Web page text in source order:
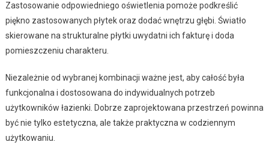
Zastosowanie odpowiedniego oświetlenia pomoże podkreślić
piękno zastosowanych płytek oraz dodać wnętrzu głębi. Światło
skierowane na strukturalne płytki uwydatni ich fakturę i doda
pomieszczeniu charakteru.
Niezależnie od wybranej kombinacji ważne jest, aby całość była
funkcjonalna i dostosowana do indywidualnych potrzeb
użytkowników łazienki. Dobrze zaprojektowana przestrzeń powinna
być nie tylko estetyczna, ale także praktyczna w codziennym
użytkowaniu.